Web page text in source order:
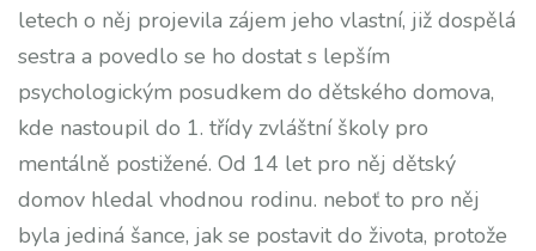
letech o něj projevila zájem jeho vlastní, již dospělá
sestra a povedlo se ho dostat s lepším
psychologickým posudkem do dětského domova,
kde nastoupil do 1. třídy zvláštní školy pro
mentálně postižené. Od 14 let pro něj dětský
domov hledal vhodnou rodinu. neboť to pro něj
byla jediná šance, jak se postavit do života, protože